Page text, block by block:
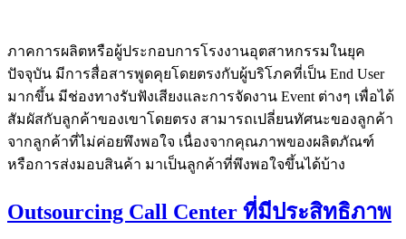
ภาคการผลิตหรือผู้ประกอบการโรงงานอุตสาหกรรมในยุค
ปัจจุบัน มีการสื่อสารพูดคุยโดยตรงกับผู้บริโภคที่เป็น End User
มากขึ้น มีช่องทางรับฟังเสียงและการจัดงาน Event ต่างๆ เพื่อได้
สัมผัสกับลูกค้าของเขาโดยตรง สามารถเปลี่ยนทัศนะของลูกค้า
จากลูกค้าที่ไม่ค่อยพึงพอใจ เนื่องจากคุณภาพของผลิตภัณฑ์
หรือการส่งมอบสินค้า มาเป็นลูกค้าที่พึงพอใจขึ้นได้บ้าง
Outsourcing Call Center ที่มีประสิทธิภาพ